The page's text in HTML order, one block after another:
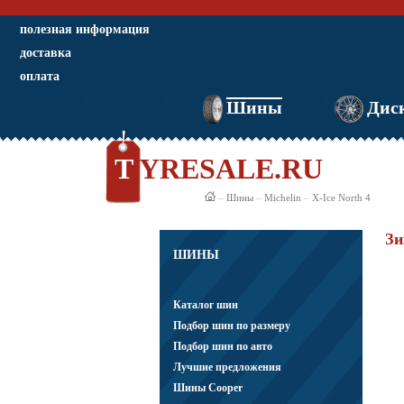
полезная информация
доставка
оплата
Шины
TYRESALE.RU
– Шины – Michelin – X-Ice North 4
ШИНЫ
Каталог шин
Подбор шин по размеру
Подбор шин по авто
Лучшие предложения
Шины Cooper